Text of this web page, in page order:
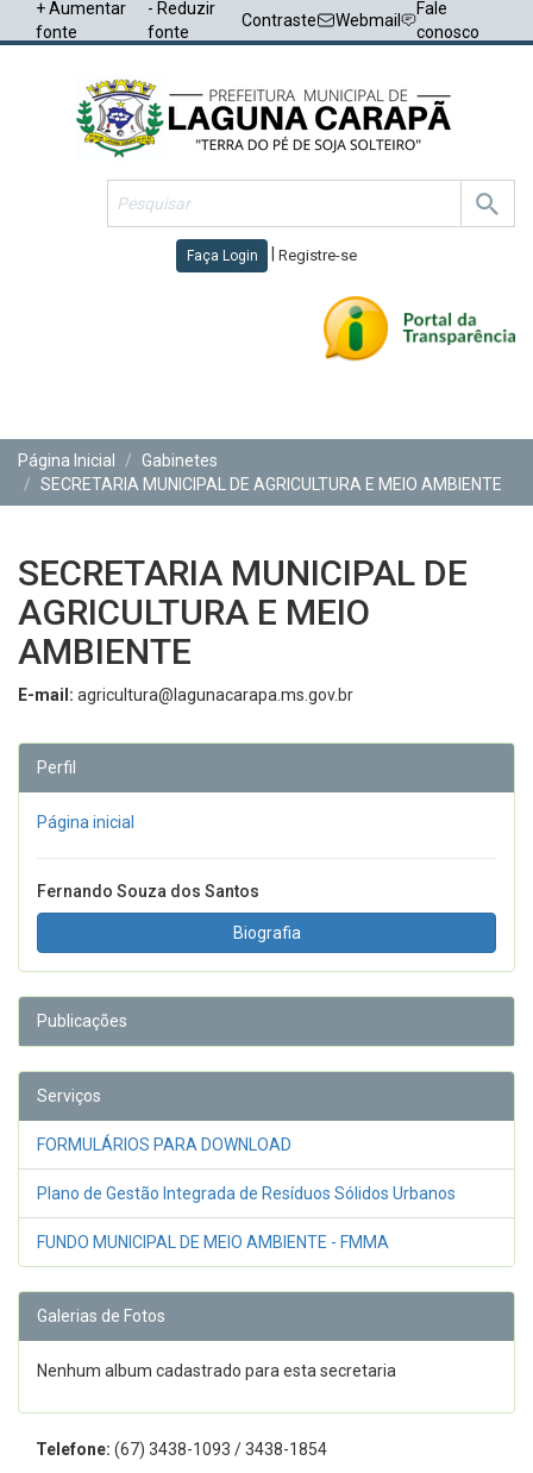
+ Aumentar
fonte
- Reduzir
fonte
Contraste Webmail
Fale
conosco
Faça Login Registre-se
Página Inicial
Gabinetes
SECRETARIA MUNICIPAL DE AGRICULTURA E MEIO AMBIENTE
SECRETARIA MUNICIPAL DE
AGRICULTURA E MEIO
AMBIENTE
E-mail: agricultura@lagunacarapa.ms.gov.br
Perfil
Página inicial
Fernando Souza dos Santos
Biografia
Publicações
Serviços
FORMULÁRIOS PARA DOWNLOAD
Plano de Gestão Integrada de Resíduos Sólidos Urbanos
FUNDO MUNICIPAL DE MEIO AMBIENTE - FMMA
Galerias de Fotos
Nenhum album cadastrado para esta secretaria
Telefone: (67) 3438-1093 / 3438-1854